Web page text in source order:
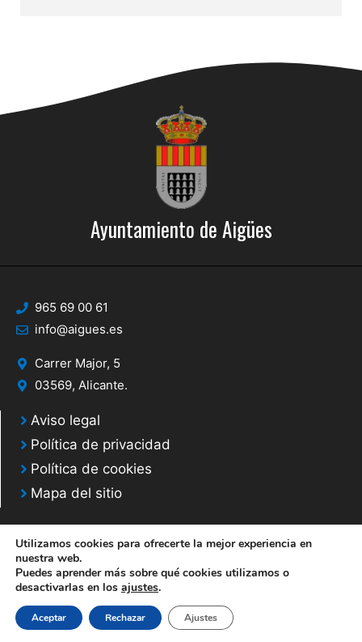
Ayuntamiento de Aigües
965 69 00 61
info@aigues.es
Carrer Major, 5
03569, Alicante.
Aviso legal
Política de privacidad
Política de cookies
Mapa del sitio
© 2020 Web desarrollada por el Servicio de Informática de Diputación de
Utilizamos cookies para ofrecerte la mejor experiencia en
nuestra web.
Puedes aprender más sobre qué cookies utilizamos o
desactivarlas en los ajustes.
Aceptar Rechazar Ajustes